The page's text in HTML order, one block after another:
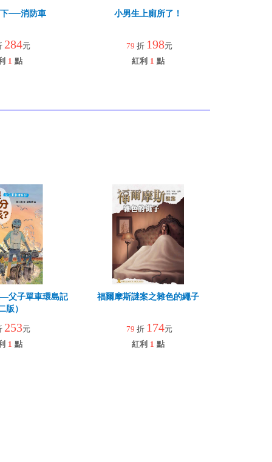
──消防車
284元
1 點
小男生上廁所了！
79 折 198元
紅利 1 點
父子單車環島記
版）
253元
1 點
福爾摩斯謎案之雜色的繩子
79 折 174元
紅利 1 點